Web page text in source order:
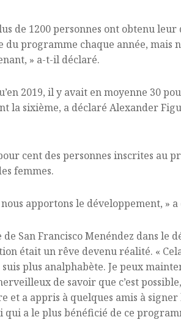
de 1200 personnes ont obtenu
programme chaque année, mais
» a-t-il déclaré.
2019, il y avait en moyenne 30
la sixième, a déclaré Alexander
cent des personnes inscrites au
femmes.
apportons le développement, »
San Francisco Menéndez dans le
était un rêve devenu réalité. «
plus analphabète. Je peux
de savoir que c’est
et a appris à quelques amis à
a le plus bénéficié de ce